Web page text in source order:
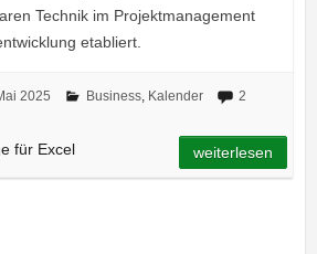
Technik im Projektmanagement
etabliert.
2025 Business, Kalender
2
für Excel weiterlesen